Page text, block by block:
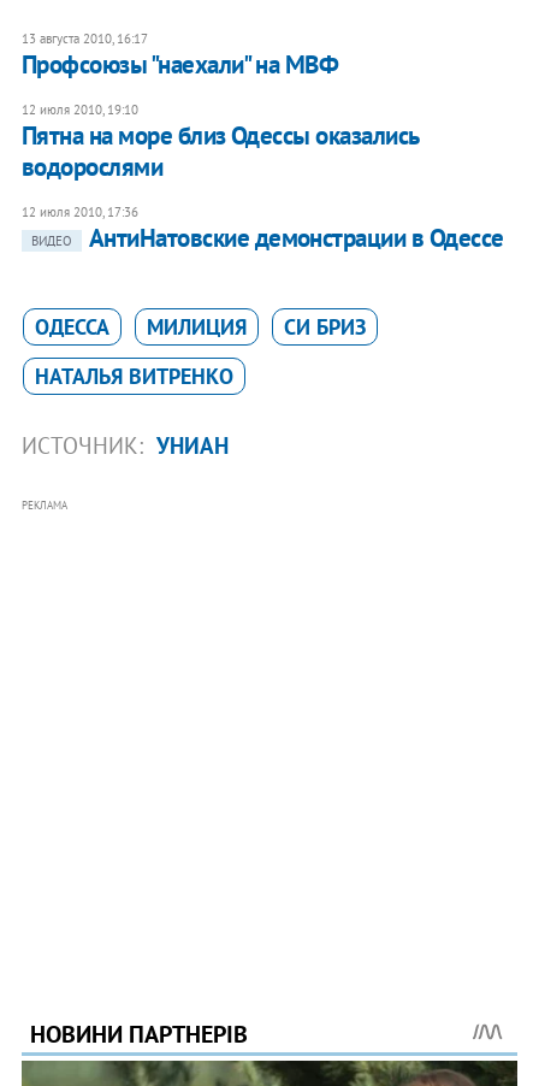
13 августа 2010, 16:17
Профсоюзы "наехали" на МВФ
12 июля 2010, 19:10
Пятна на море близ Одессы оказались
водорослями
12 июля 2010, 17:36
ВИДЕО
АнтиНатовские демонстрации в Одессе
ОДЕССА МИЛИЦИЯ
СИ БРИЗ
НАТАЛЬЯ ВИТРЕНКО
ИСТОЧНИК: УНИАН
РЕКЛАМА